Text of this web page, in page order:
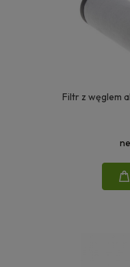
Filtr z węglem